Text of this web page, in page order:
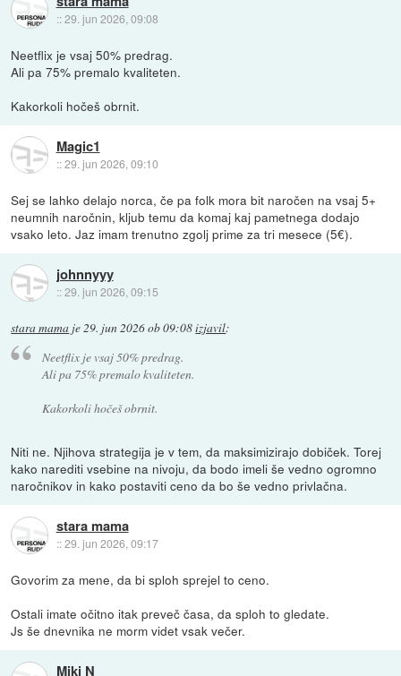
::29. jun 2026, 09:08
Neetflix je vsaj 50% predrag.
Ali pa 75% premalo kvaliteten.
Kakorkoli hočeš obrnit.
Magic1
::29. jun 2026, 09:10
Sej se lahko delajo norca, če pa folk mora bit naročen na vsaj 5+
neumnih naročnin, kljub temu da komaj kaj pametnega dodajo
vsako leto. Jaz imam trenutno zgolj prime za tri mesece (5€).
johnnyyy
::29. jun 2026, 09:15
stara mama je 29. jun 2026 ob 09:08izjavil:
Neetflix je vsaj 50% predrag.
Ali pa 75% premalo kvaliteten.
Kakorkoli hočeš obrnit.
Niti ne. Njihova strategija je v tem, da maksimizirajo dobiček. Torej
kako narediti vsebine na nivoju, da bodo imeli še vedno ogromno
naročnikov in kako postaviti ceno da bo še vedno privlačna.
stara mama
::29. jun 2026, 09:17
Govorim za mene, da bi sploh sprejel to ceno.
Ostali imate očitno itak preveč časa, da sploh to gledate.
Js še dnevnika ne morm videt vsak večer.
Miki N